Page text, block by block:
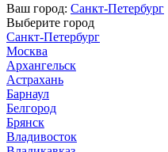
Ваш город: Санкт-Петербург
Выберите город
Санкт-Петербург
Москва
Архангельск
Астрахань
Барнаул
Белгород
Брянск
Владивосток